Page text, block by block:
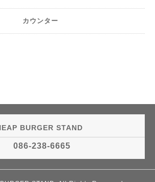
カウンター
BURGER STAND
086-238-6665